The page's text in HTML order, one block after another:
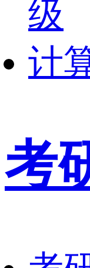
级
计
考